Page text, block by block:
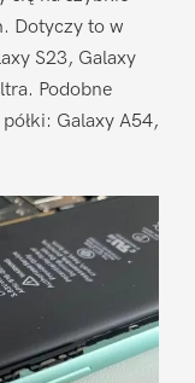
Dotyczy to w
S23, Galaxy
Podobne
Galaxy A54,